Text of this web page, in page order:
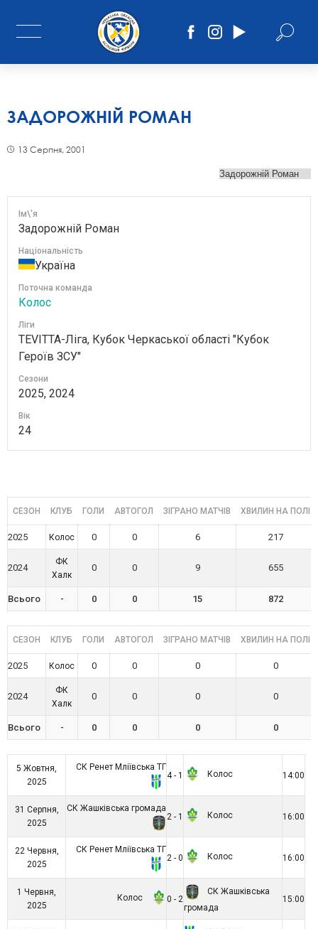
ЗАДОРОЖНІЙ РОМАН
13 Серпня, 2001
Ім\'я
Задорожній Роман
Національність
Україна
Поточна команда
Колос
Ліги
TEVITTA-Ліга, Кубок Черкаської області "Кубок
Героїв ЗСУ"
Сезони
2025, 2024
Вік
24
СЕЗОН КЛУБ ГОЛИ АВТОГОЛ ЗІГРАНО МАТЧІВ ХВИЛИН НА ПОЛІ
2025 Колос 0 0 6 217
2024
ФК
Халк
0 0 9 655
Всього - 0 0 15 872
СЕЗОН КЛУБ ГОЛИ АВТОГОЛ ЗІГРАНО МАТЧІВ ХВИЛИН НА ПОЛІ
2025 Колос 0 0 0 0
2024
ФК
Халк
0 0 0 0
Всього - 0 0 0 0
5 Жовтня,
2025
СК Ренет Мліївська ТГ
4 - 1
Колос 14:00
31 Серпня,
2025
СК Жашківська громада
2 - 1
Колос 16:00
22 Червня,
2025
СК Ренет Мліївська ТГ
2 - 0
Колос 16:00
1 Червня,
2025
Колос 0 - 2
СК Жашківська
громада
15:00